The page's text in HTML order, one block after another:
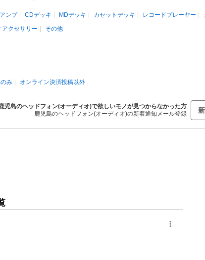
ンプ CDデッキ MDデッキ カセットデッキ レコードプレーヤー
アクセサリー その他
み オンライン決済投稿以外
児島のヘッドフォン(オーディオ)で欲しいモノが見つからなかった方
鹿児島のヘッドフォン(オーディオ)の新着通知メール登録